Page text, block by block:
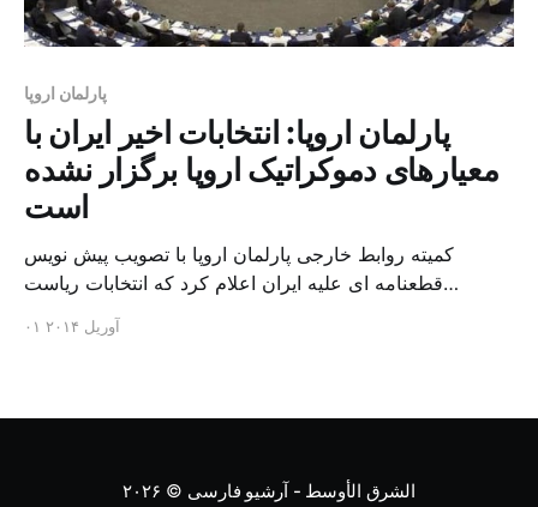
پارلمان اروپا
پارلمان اروپا: انتخابات اخیر ایران با
معیارهای دموکراتیک اروپا برگزار نشده
است
کمیته روابط خارجی پارلمان اروپا با تصویب پیش نویس
قطعنامه ای علیه ایران اعلام کرد که انتخابات ریاست
دموکراتیک مد نطر اتحادیه اروپا» برگزار نشده است. به
۰۱ آوریل ۲۰۱۴
الشرق الأوسط - آرشیو فارسی © ۲۰۲۶